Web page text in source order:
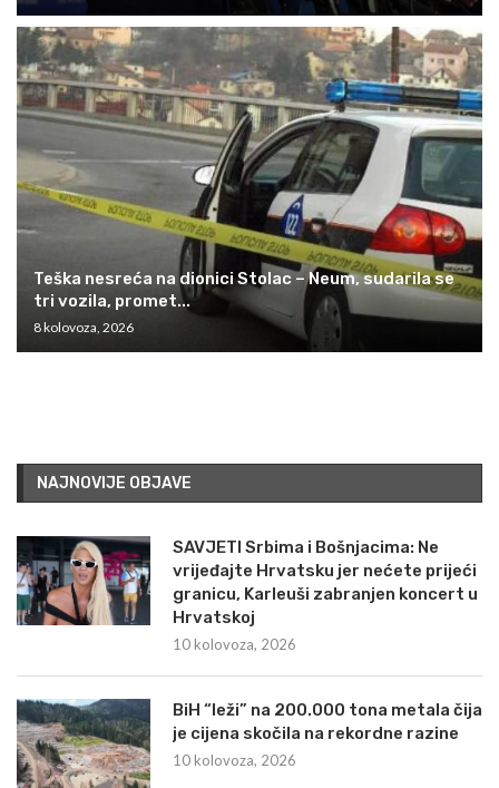
Teška nesreća na dionici Stolac – Neum, sudarila se
tri vozila, promet...
8 kolovoza, 2026
NAJNOVIJE OBJAVE
SAVJETI Srbima i Bošnjacima: Ne
vrijeđajte Hrvatsku jer nećete prijeći
granicu, Karleuši zabranjen koncert u
Hrvatskoj
10 kolovoza, 2026
BiH “leži” na 200.000 tona metala čija
je cijena skočila na rekordne razine
10 kolovoza, 2026